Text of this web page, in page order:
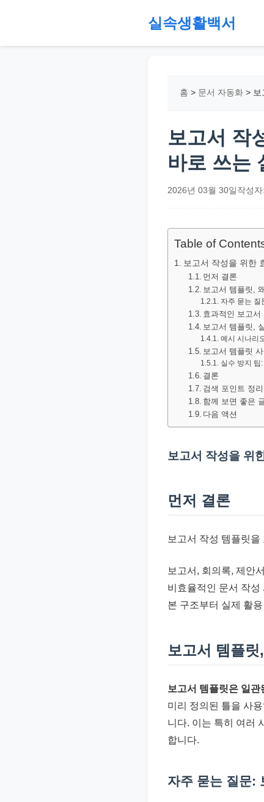
실속생활백서
절
홈 > 문서 자동화 >
보고서 작
바로 쓰는
2026년 03월 30일작성
Table of
보고서 작성을 위한
먼저 결론
보고서 템플릿,
자주 묻는 질
효과적인 보고서
보고서 템플릿,
예시 시나리
보고서 템플릿
실수 방지 팁:
결론
검색 포인트 정리
함께 보면 좋은
다음 액션
보고서 작성을 위
먼저 결론
보고서 작성 템플릿
보고서, 회의록, 제안
비효율적인 문서 작성
본 구조부터 실제 활
보고서 템플
보고서 템플릿은 일
미리 정의된 틀을 사
니다. 이는 특히 여러
합니다.
자주 묻는 질문: